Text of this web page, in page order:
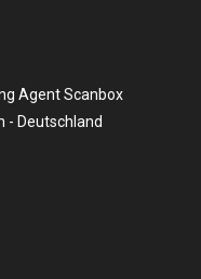
Agent Scanbox
- Deutschland